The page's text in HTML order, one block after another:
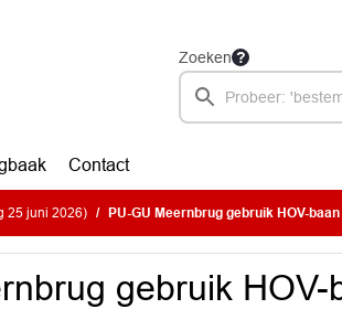
Zoeken
Contact
25 juni 2026) PU-GU Meernbrug gebruik HOV-baan
gebruik HOV-